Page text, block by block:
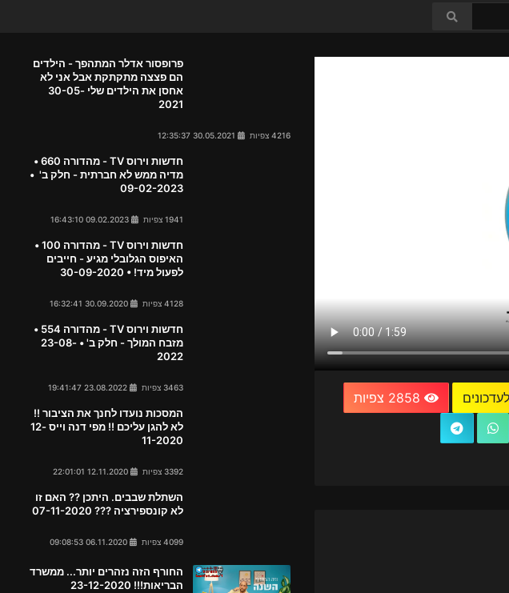
פרופסור אדלר המתהפך - הילדים
הם פצצה מתקתקת אבל אני לא
אחסן את הילדים שלי 30-05-
2021
4216 צפיות
חדשות וירוס TV - מהדורה 660 •
מדיה ממש לא חברתית - חלק ב' •
09-02-2023
1941 צפיות
חדשות וירוס TV - מהדורה 100 •
האיפוס הגלובלי מגיע - חייבים
לפעול מיד! • 30-09-2020
4128 צפיות
חדשות וירוס TV - מהדורה 554 •
מזבח המולך - חלק ב' • 23-08-
2022
3463 צפיות
המסכות נועדו לחנך את הציבור !!
לא להגן עליכם !! מפי דנה וייס 12-
11-2020
3392 צפיות
השתלת שבבים. היתכן ?? האם זו
לא קונספירציה ??? 07-11-2020
4099 צפיות
החורף הזה נזהרים יותר... ממשרד
הבריאות!!! 23-12-2020